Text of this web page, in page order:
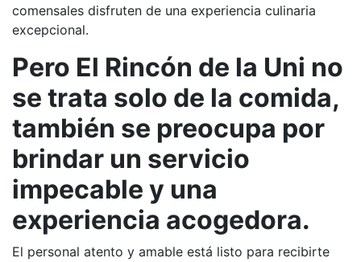
comensales disfruten de una experiencia culinaria
excepcional.
Pero El Rincón de la Uni no
se trata solo de la comida,
también se preocupa por
brindar un servicio
impecable y una
experiencia acogedora.
El personal atento y amable está listo para recibirte